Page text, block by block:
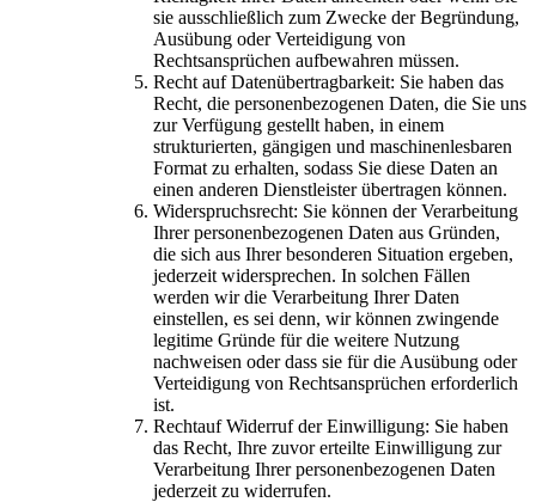
sie ausschließlich zum Zwecke der Begründung,
Ausübung oder Verteidigung von
Rechtsansprüchen aufbewahren müssen.
Recht auf Datenübertragbarkeit: Sie haben das
Recht, die personenbezogenen Daten, die Sie uns
zur Verfügung gestellt haben, in einem
strukturierten, gängigen und maschinenlesbaren
Format zu erhalten, sodass Sie diese Daten an
einen anderen Dienstleister übertragen können.
Widerspruchsrecht: Sie können der Verarbeitung
Ihrer personenbezogenen Daten aus Gründen,
die sich aus Ihrer besonderen Situation ergeben,
jederzeit widersprechen. In solchen Fällen
werden wir die Verarbeitung Ihrer Daten
einstellen, es sei denn, wir können zwingende
legitime Gründe für die weitere Nutzung
nachweisen oder dass sie für die Ausübung oder
Verteidigung von Rechtsansprüchen erforderlich
ist.
Rechtauf Widerruf der Einwilligung: Sie haben
das Recht, Ihre zuvor erteilte Einwilligung zur
Verarbeitung Ihrer personenbezogenen Daten
jederzeit zu widerrufen.